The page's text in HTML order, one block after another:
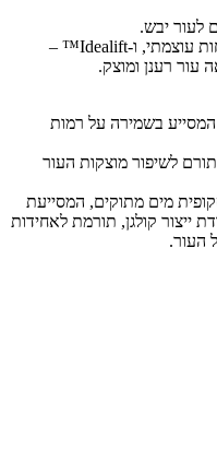
לעור יבש.
הקרם מכיל חומצה היאלורונית – רכיב לחות עוצמתי, ו-Idealift™ –
עור רענן ומוצק.
בשמירה על רמות
לשיפור מוצקות העור
מים מתוקים, המסייעת
ייצור קולגן, תורמת לאחידות
העור.